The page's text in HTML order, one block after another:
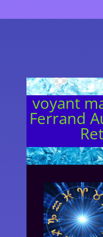
voyant
Ferrand